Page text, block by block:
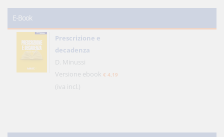
E-Book
Prescrizione e
decadenza
D. Minussi
Versione ebook € 4,19
(iva incl.)